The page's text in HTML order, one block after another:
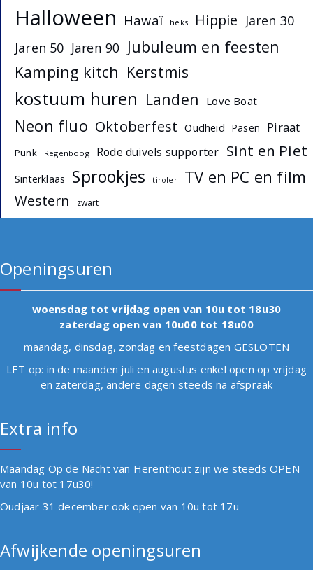
Halloween Hawaï heks Hippie Jaren 30
Jaren 50 Jaren 90 Jubuleum en feesten
Kamping kitch Kerstmis
kostuum huren Landen Love Boat
Neon fluo Oktoberfest Oudheid Pasen Piraat
Punk Regenboog Rode duivels supporter Sint en Piet
Sinterklaas Sprookjes tiroler TV en PC en film
Western zwart
Openingsuren
woensdag tot vrijdag open van 10u tot 18u30
zaterdag open van 10u00 tot 18u00
maandag, dinsdag, zondag en feestdagen GESLOTEN
LET op: in de maanden juli en augustus enkel open op vrijdag
en zaterdag, andere dagen steeds na afspraak
Extra info
Maandag Op de Nacht van Herenthout zijn we steeds OPEN
van 10u tot 17u30!
Oudjaar 31 december ook open van 10u tot 17u
Afwijkende openingsuren